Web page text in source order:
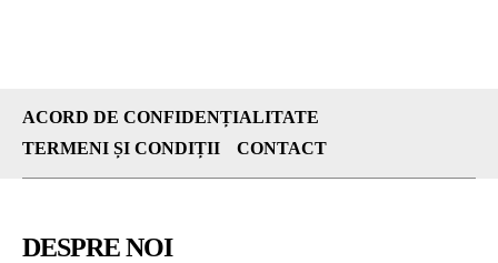
ACORD DE CONFIDENȚIALITATE
TERMENI ȘI CONDIȚII
CONTACT
DESPRE NOI